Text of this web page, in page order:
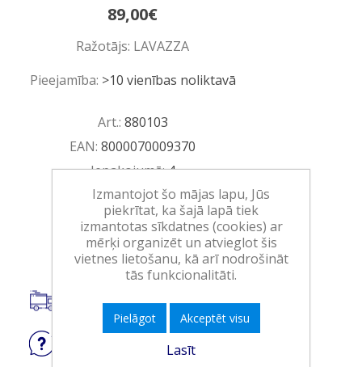
89,00€
Ražotājs: LAVAZZA
Pieejamība: >10 vienības noliktavā
Art.: 880103
EAN: 8000070009370
Iepakojumā:4
Minimālais daudzums:1
Ielikt grozā
Piegāde visā Latvijā.
Jautājietpar produktu
Izmantojot šo mājas lapu, Jūs
piekrītat, ka šajā lapā tiek
izmantotas sīkdatnes (cookies) ar
mērķi organizēt un atvieglot šis
vietnes lietošanu, kā arī nodrošināt
tās funkcionalitāti.
Pielāgot Akceptēt visu
Lasīt